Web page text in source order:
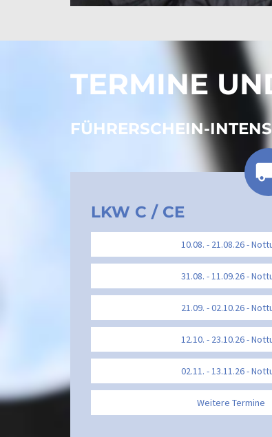
TERMINE
FÜHRERSCHEIN-
LKW C / CE
10.08. - 21.08.26 -
31.08. - 11.09.26 -
21.09. - 02.10.26 -
12.10. - 23.10.26 -
02.11. - 13.11.26 -
Weitere Termine